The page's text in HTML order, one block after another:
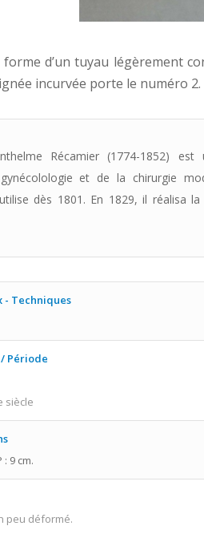
d’un tuyau légèrement
incurvée porte le numéro 2.
Récamier (1774-1852)
et de la chirurgie
utilise dès 1801. En 1829, il réalisa
- Techniques
Période
siècle
: 9 cm.
peu déformé.